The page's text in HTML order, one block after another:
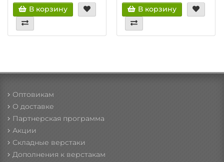
В корзину В корзину
Оптовикам
О доставке
Партнерская программа
Акции
Складные верстаки
Дополнения к верстакам